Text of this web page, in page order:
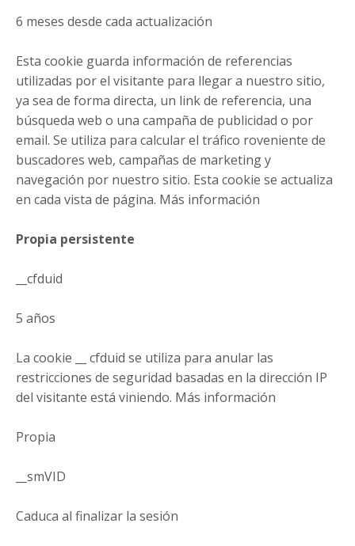
6 meses desde cada actualización
Esta cookie guarda información de referencias
utilizadas por el visitante para llegar a nuestro sitio,
ya sea de forma directa, un link de referencia, una
búsqueda web o una campaña de publicidad o por
email. Se utiliza para calcular el tráfico roveniente de
buscadores web, campañas de marketing y
navegación por nuestro sitio. Esta cookie se actualiza
en cada vista de página. Más información
Propia persistente
__cfduid
5 años
La cookie __ cfduid se utiliza para anular las
restricciones de seguridad basadas en la dirección IP
del visitante está viniendo. Más información
Propia
__smVID
Caduca al finalizar la sesión